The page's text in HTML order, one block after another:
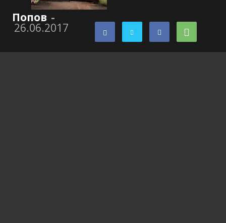
Попов -
26.06.2017